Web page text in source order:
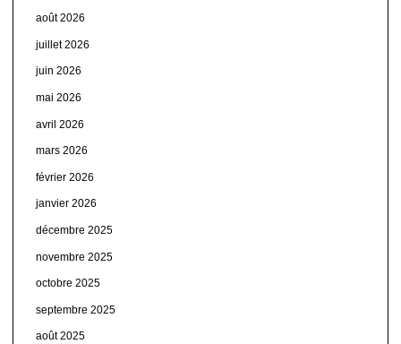
août 2026
juillet 2026
juin 2026
mai 2026
avril 2026
mars 2026
février 2026
janvier 2026
décembre 2025
novembre 2025
octobre 2025
septembre 2025
août 2025